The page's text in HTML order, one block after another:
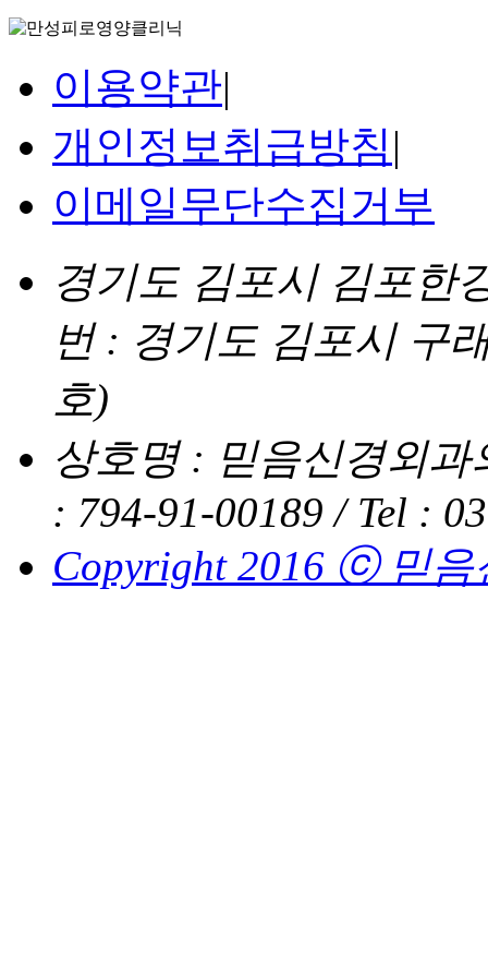
이용약관|
개인정보취급방침 |
이메일무단수집거부
경기도 김포시 김포한
번 : 경기도 김포시 구
호)
상호명 : 믿음신경외
: 794-91-00189 / Tel :
Copyright 2016 ⓒ 믿음